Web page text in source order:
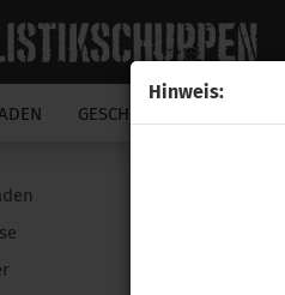
Hinweis:
GESCHOSSE